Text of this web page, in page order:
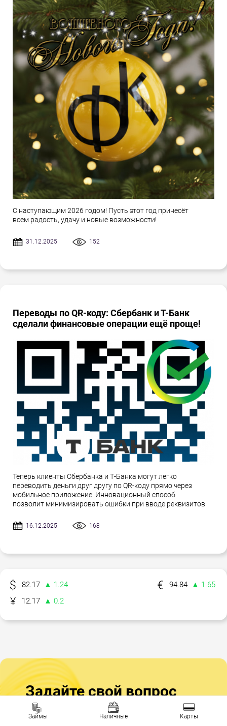
С наступающим 2026 годом! Пусть этот год принесёт
всем радость, удачу и новые возможности!
31.12.2025 152
Переводы по QR-коду: Сбербанк и Т-Банк
сделали финансовые операции ещё проще!
Теперь клиенты Сбербанка и Т-Банка могут легко
переводить деньги друг другу по QR-коду прямо через
мобильное приложение. Инновационный способ
позволит минимизировать ошибки при вводе реквизитов
16.12.2025 168
82.17 ▲ 1.24 94.84
▲ 1.65
12.17
▲ 0.2
Задайте свой вопрос
Эксперты по финансам и кредитам
Займы Наличные Карты